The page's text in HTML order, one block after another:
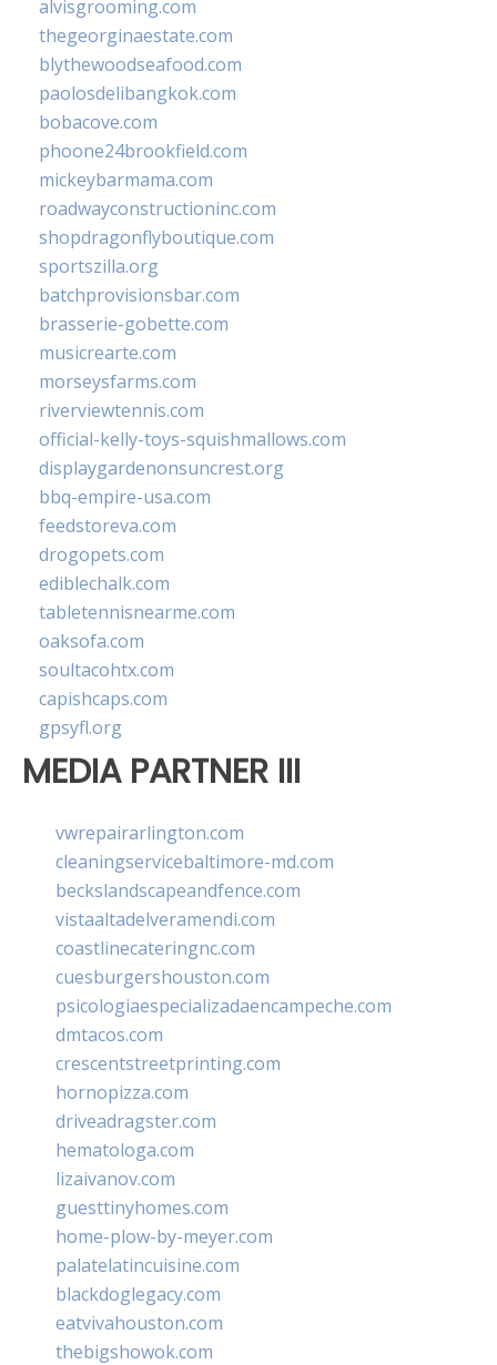
alvisgrooming.com
thegeorginaestate.com
blythewoodseafood.com
paolosdelibangkok.com
bobacove.com
phoone24brookfield.com
mickeybarmama.com
roadwayconstructioninc.com
shopdragonflyboutique.com
sportszilla.org
batchprovisionsbar.com
brasserie-gobette.com
musicrearte.com
morseysfarms.com
riverviewtennis.com
official-kelly-toys-squishmallows.com
displaygardenonsuncrest.org
bbq-empire-usa.com
feedstoreva.com
drogopets.com
ediblechalk.com
tabletennisnearme.com
oaksofa.com
soultacohtx.com
capishcaps.com
gpsyfl.org
MEDIA PARTNER III
vwrepairarlington.com
cleaningservicebaltimore-md.com
beckslandscapeandfence.com
vistaaltadelveramendi.com
coastlinecateringnc.com
cuesburgershouston.com
psicologiaespecializadaencampeche.com
dmtacos.com
crescentstreetprinting.com
hornopizza.com
driveadragster.com
hematologa.com
lizaivanov.com
guesttinyhomes.com
home-plow-by-meyer.com
palatelatincuisine.com
blackdoglegacy.com
eatvivahouston.com
thebigshowok.com